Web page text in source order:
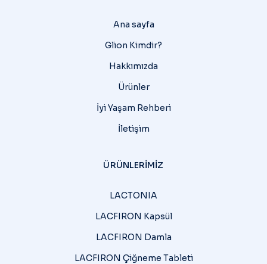
Ana sayfa
Glion Kimdir?
Hakkımızda
Ürünler
İyi Yaşam Rehberi
İletişim
ÜRÜNLERIMIZ
LACTONIA
LACFIRON Kapsül
LACFIRON Damla
LACFIRON Çiğneme Tableti